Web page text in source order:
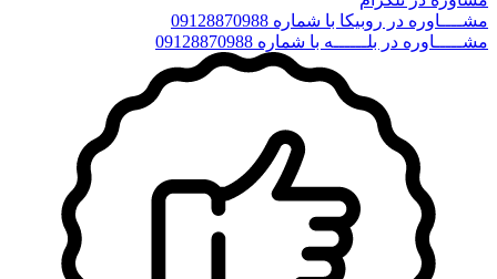
مشــــاوره در روبیکا با شماره 09128870988
مشـــــاوره در بلــــــه با شماره 09128870988